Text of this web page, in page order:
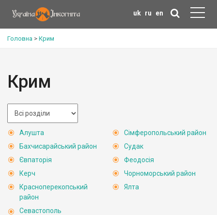
uk ru en
Головна > Крим
Крим
Алушта
Бахчисарайський район
Євпаторія
Керч
Красноперекопський
район
Севастополь
Сімферопольський район
Судак
Феодосія
Чорноморський район
Ялта